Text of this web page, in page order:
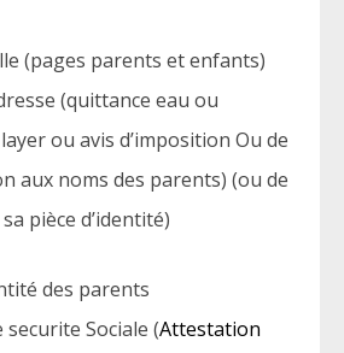
(pages parents et enfants)
(quittance eau ou
ou avis d’imposition Ou de
aux noms des parents) (ou de
pièce d’identité)
des parents
Sociale (Attestation